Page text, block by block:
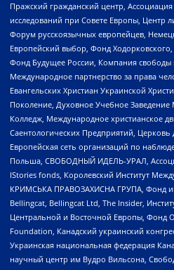
Пражский гражданский центр,
исследований при Совете Европы, Центр
Форум русскоязычных европейцев,
Европейский выбор, Фонд
Фонд Будущее России, Компания
Международное партнерство за права
Евангельских Христиан Украинской
Поколение, Духовное Учебное
Колледж, Международное христианское
Саентологических Предприятий,
Европейская сеть организаций по
Польша, СВОБОДНЫЙ ИДЕЛЬ-УРАЛ,
IStories fonds, Королевский Институт
КРИМСЬКА ПРАВОЗАХИСНА ГРУПА, Фонд
Bellingcat, Bellingcat Ltd, The Insider,
Центральной и Восточной Европы, Фонд
Foundation, Канадский украинский
Украинская национальная федерация
научный центр им Вудро Вильсона,